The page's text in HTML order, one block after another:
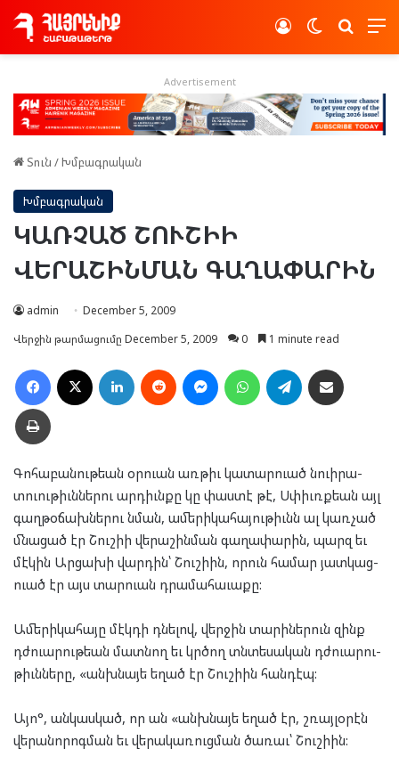
Switch skin
Log In
Advertisement
Տուն /Խմբագրական
Խմբագրական
ԿԱՌՉԱԾ ՇՈՒՇԻԻ
ՎԵՐԱՇԻՆՄԱՆ ԳԱՂԱՓԱՐԻՆ
admin
December 5, 2009
Վերջին թարմացումը December 5, 2009
0 1 minute read
Facebook LinkedIn Reddit MessengerWhatsAppTelegram
Տպել
Գո­հա­բա­նու­թեան օր­ուան առ­թիւ կա­տար­ուած նուի­րա­
տուու­թիւն­նե­րու ար­դիւն­քը կը փաս­տէ թէ, Սփիւռք­եան այլ
գաղ­թօ­ճախ­նե­րու նման, ամե­րի­կա­հա­յու­թիւնն ալ կառ­չած
մնա­ցած էր Շուշիի վե­րա­շին­ման գա­ղա­փա­րին, պարզ եւ
մէ­կին Ար­ցա­խի վար­դին՝ Շուշի­ին, որուն հա­մար յատ­կաց­
ուած էր այս տար­ուան դրա­մա­հա­ւա­քը:
Ամե­րի­կա­հա­յը մէկ­դի դնե­լով, վեր­ջին տա­րի­նե­րուն զինք
դժուա­րու­թեան մատ­նող եւ կրծող տնտե­սա­կան դժուա­րու­
թիւն­նե­րը, «անխ­նայե եղած էր Շուշի­ին հան­դէպ:
Այո°, ան­կաս­կած, որ ան «անխ­նայե եղած էր, շռայ­լօ­րէն
վե­րա­նո­րոգ­ման եւ վե­րա­կա­ռուց­ման ծա­ռաւ՝ Շուշի­ին: